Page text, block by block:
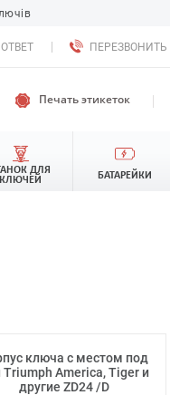
ПЕРЕЗВОНИТЬ
Печать этикеток
ДЛЯ
КЛЮЧЕЙ
БАТАРЕЙКИ
ключа с местом под
Triumph America, Tiger и
другие ZD24 /D